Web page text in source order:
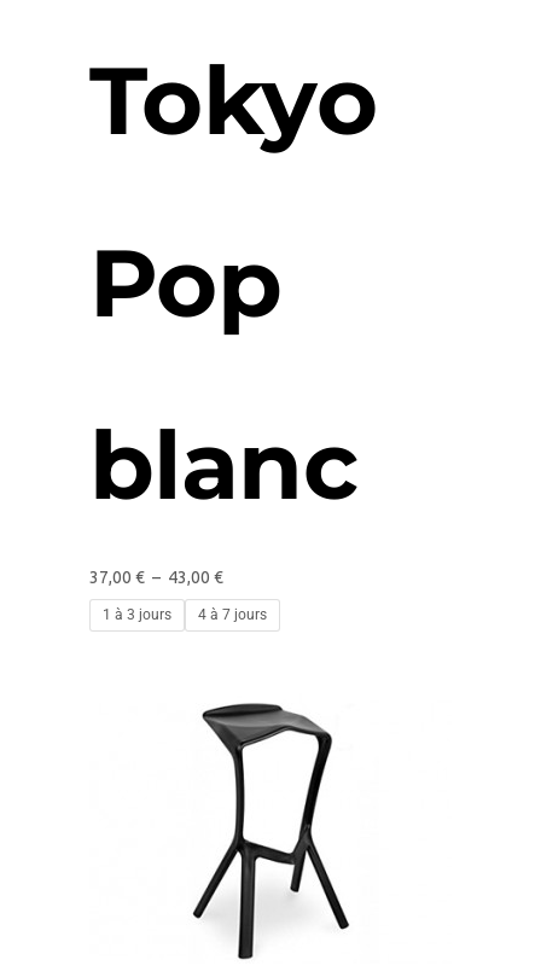
Tokyo
Pop
blanc
37,00 € – 43,00 €
1 à 3 jours 4 à 7 jours